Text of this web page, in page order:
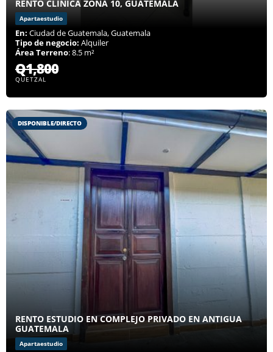
RENTO CLINICA ZONA 10, GUATEMALA
Apartaestudio
En: Ciudad de Guatemala, Guatemala
Tipo de negocio: Alquiler
Área Terreno: 8.5 m²
Q1,800
QUETZAL
DISPONIBLE/DIRECTO
RENTO ESTUDIO EN COMPLEJO PRIVADO EN ANTIGUA
GUATEMALA
Apartaestudio